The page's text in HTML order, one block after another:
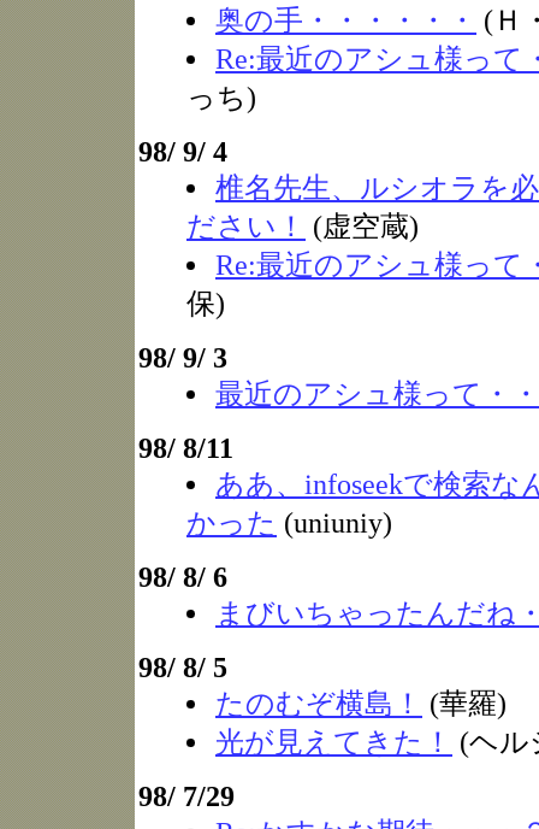
奥の手・・・・・・
(Ｈ
Re:最近のアシュ様って
っち)
98/ 9/ 4
椎名先生、ルシオラを
ださい！
(虚空蔵)
Re:最近のアシュ様って
保)
98/ 9/ 3
最近のアシュ様って・
98/ 8/11
ああ、infoseekで検索な
かった (uniuniy)
98/ 8/ 6
まびいちゃったんだね
98/ 8/ 5
たのむぞ横島！
(華羅)
光が見えてきた！
(ヘル
98/ 7/29